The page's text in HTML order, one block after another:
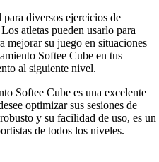
diversos ejercicios de
atletas pueden usarlo para
mejorar su juego en situaciones
Softee Cube en tus
al siguiente nivel.
Softee Cube es una excelente
optimizar sus sesiones de
y su facilidad de uso, es un
de todos los niveles.